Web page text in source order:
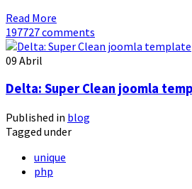
Read More
197727 comments
09 Abril
Delta: Super Clean joomla
Published in blog
Tagged under
unique
php